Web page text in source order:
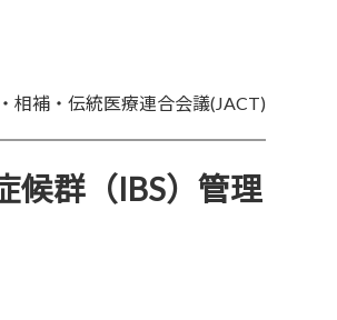
相補・伝統医療連合会議(JACT)
候群（IBS）管理